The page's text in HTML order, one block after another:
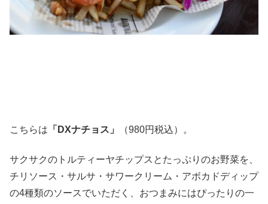
こちらは 「DXナチョス」 （980円税込）。
サクサクのトルティーヤチップスとたっぷりのお野菜を、
チリソース・サルサ・サワークリーム・アボカドディップ
の4種類のソースでいただく、おつまみにはぴったりの一